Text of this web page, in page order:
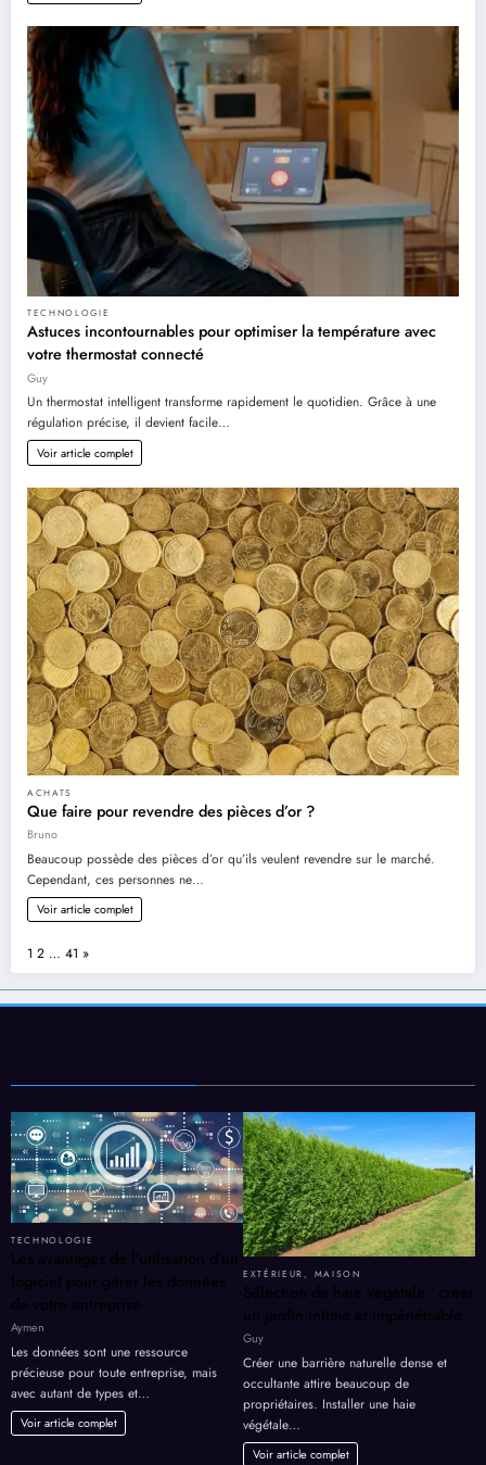
TECHNOLOGIE
Astuces incontournables pour optimiser la température avec
votre thermostat connecté
Guy
Un thermostat intelligent transforme rapidement le quotidien. Grâce à une
régulation précise, il devient facile…
Voir article complet
ACHATS
Que faire pour revendre des pièces d’or ?
Bruno
Beaucoup possède des pièces d’or qu’ils veulent revendre sur le marché.
Cependant, ces personnes ne…
Voir article complet
Page:
1 2 … 41 Next
»
TECHNOLOGIE
Les avantages de l’utilisation d’un
logiciel pour gérer les données
de votre entreprise
Aymen
Les données sont une ressource
précieuse pour toute entreprise, mais
avec autant de types et…
Voir article complet
EXTÉRIEUR , MAISON
Sélection de haie végétale : créer
un jardin intime et impénétrable
Guy
Créer une barrière naturelle dense et
occultante attire beaucoup de
propriétaires. Installer une haie
végétale…
Voir article complet